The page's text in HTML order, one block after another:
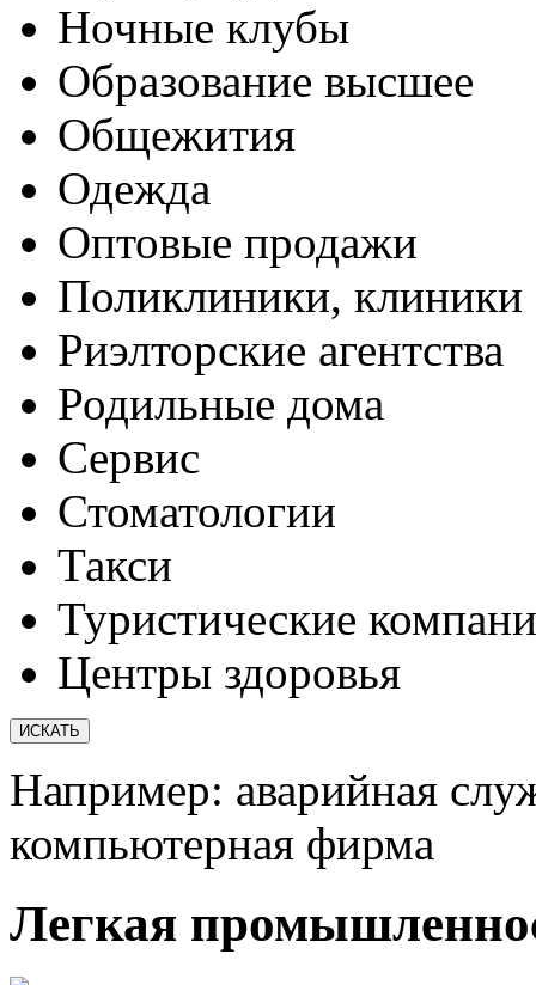
Ночные клубы
Образование высшее
Общежития
Одежда
Оптовые продажи
Поликлиники, клиники
Риэлторские агентства
Родильные дома
Сервис
Стоматологии
Такси
Туристические
Центры здоровья
Например: аварийная
компьютерная фирма
Легкая